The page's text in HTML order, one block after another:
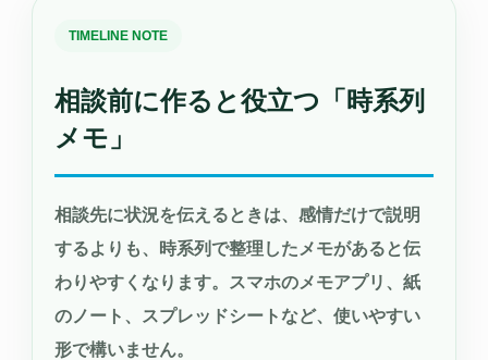
TIMELINE NOTE
相談前に作ると役立つ「時系列
メモ」
相談先に状況を伝えるときは、感情だけで説明
するよりも、時系列で整理したメモがあると伝
わりやすくなります。スマホのメモアプリ、紙
のノート、スプレッドシートなど、使いやすい
形で構いません。